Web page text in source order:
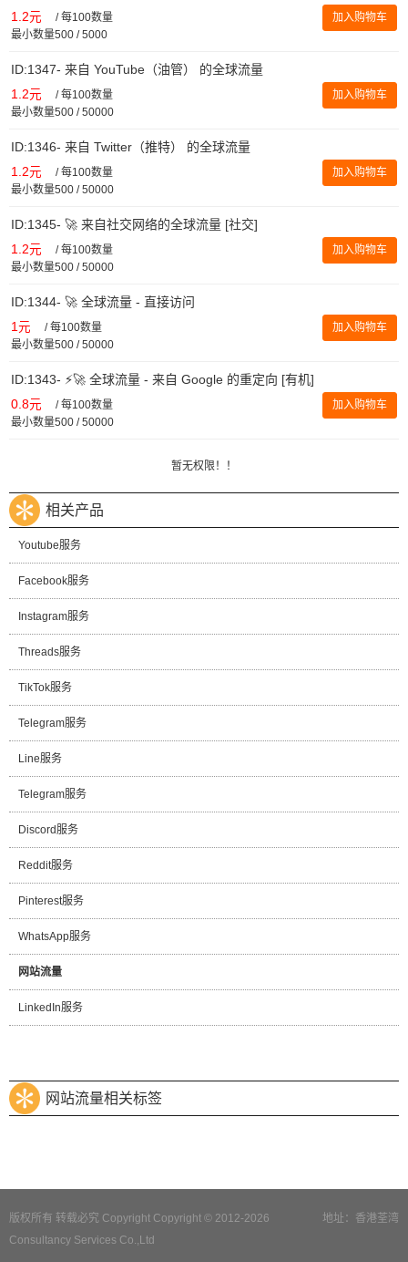
1.2元 /每100数量
最小数量500 / 5000
加入购物车
ID:1347- 来自 YouTube（油管） 的全球流量
1.2元 /每100数量
最小数量500 / 50000
加入购物车
ID:1346- 来自 Twitter（推特） 的全球流量
1.2元 /每100数量
最小数量500 / 50000
加入购物车
ID:1345- 🚀 来自社交网络的全球流量 [社交]
1.2元 /每100数量
最小数量500 / 50000
加入购物车
ID:1344- 🚀 全球流量 - 直接访问
1元 /每100数量
最小数量500 / 50000
加入购物车
ID:1343- ⚡️🚀 全球流量 - 来自 Google 的重定向 [有机]
0.8元 /每100数量
最小数量500 / 50000
加入购物车
暂无权限！！
相关产品
Youtube服务
Facebook服务
Instagram服务
Threads服务
TikTok服务
Telegram服务
Line服务
Telegram服务
Discord服务
Reddit服务
Pinterest服务
WhatsApp服务
网站流量
LinkedIn服务
网站流量相关标签
地址：香港荃湾
版权所有 转载必究 Copyright Copyright © 2012-2026
Consultancy Services Co.,Ltd